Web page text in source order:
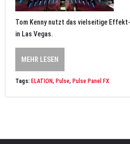
Tom Kenny nutzt das vielseitige
in Las Vegas.
MEHR LESEN
Tags: ELATION, Pulse, Pulse Panel FX